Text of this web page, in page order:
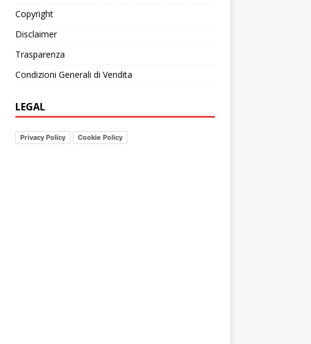
Copyright
Disclaimer
Trasparenza
Condizioni Generali di Vendita
LEGAL
Privacy Policy Cookie Policy